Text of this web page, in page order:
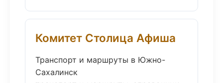
Комитет Столица Афиша
Транспорт и маршруты в Южно-
Сахалинск